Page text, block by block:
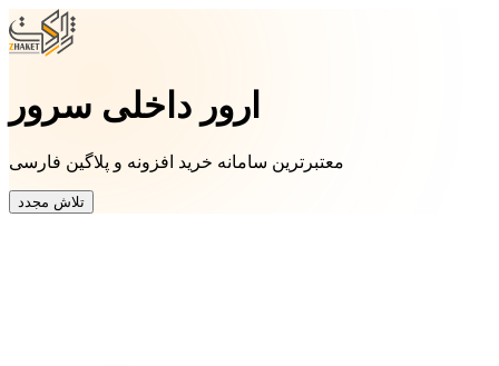
ارور داخلی سرور
معتبرترین سامانه خرید افزونه و پلاگین فارسی
تلاش مجدد